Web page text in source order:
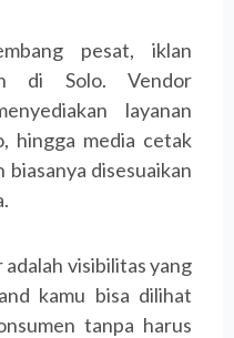
pesat, iklan
di Solo. Vendor
layanan
hingga media cetak
biasanya disesuaikan
visibilitas yang
kamu bisa dilihat
tanpa harus